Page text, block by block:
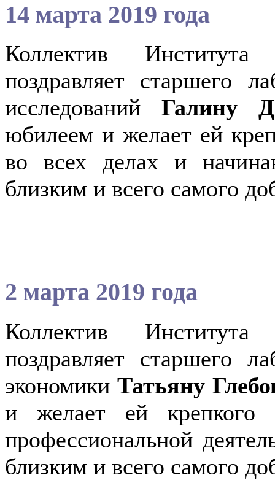
14 марта 2019 года
Коллектив
поздравляет старшего
исследованийГалину
юбилеем и желает ей
во всех делах и
близким и всего самого
2 марта 2019 года
Коллектив
поздравляет старшего
экономикиТатьяну
и желает ей крепкого
профессиональной
близким и всего самого